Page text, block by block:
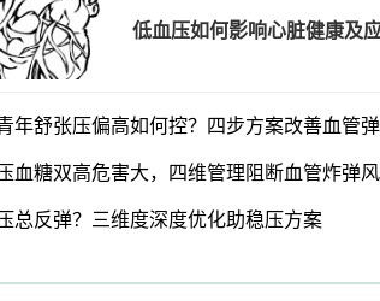
猝发疾病 低血压如何影响心脏健康及应
年舒张压偏高如何控？四步方案改善血管
血糖双高危害大，四维管理阻断血管炸弹风
总反弹？三维度深度优化助稳压方案